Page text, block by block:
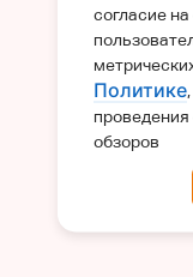
согласие
Политике
проведения
обзоров